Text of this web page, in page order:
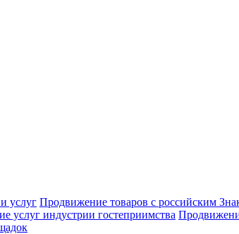
услуг Продвижение товаров с российским
услуг индустрии гостеприимства